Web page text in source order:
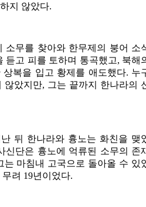
지 않았다.
소무를 찾아와 한무제의 붕어 소
듣고 피를 토하며 통곡했고, 북해
복을 입고 황제를 애도했다. 누
않았지만, 그는 끝까지 한나라의
뒤 한나라와 흉노는 화친을 맺
신단은 흉노에 억류된 소무의 존
는 마침내 고국으로 돌아올 수 있
려 19년이었다.